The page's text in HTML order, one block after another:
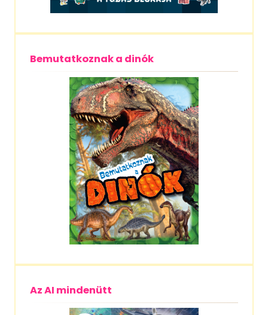
Bemutatkoznak a dinók
Az AI mindenütt